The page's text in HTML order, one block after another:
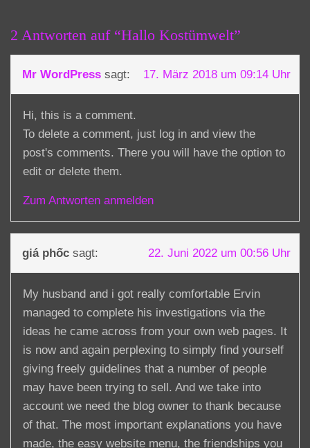
2 Antworten auf “Hallo Kostümwelt”
Mr WordPress sagt: 17. März 2018 um 09:14 Uhr
Hi, this is a comment.
To delete a comment, just log in and view the
post's comments. There you will have the option to
edit or delete them.
Zum Antworten anmelden
giá phốc sagt: 22. Juni 2022 um 00:56 Uhr
My husband and i got really comfortable Ervin
managed to complete his investigations via the
ideas he came across from your own web pages. It
is now and again perplexing to simply find yourself
giving freely guidelines that a number of people
may have been trying to sell. And we take into
account we need the blog owner to thank because
of that. The most important explanations you have
made, the easy website menu, the friendships you